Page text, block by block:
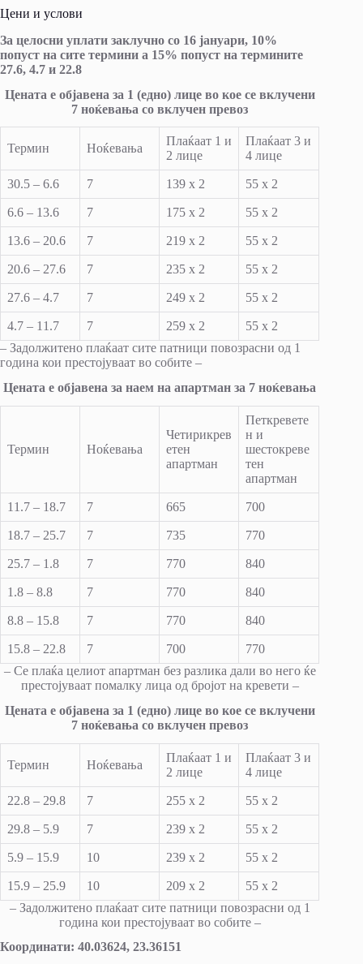
Цени и услови
За целосни уплати заклучно со 16 јануари, 10%
попуст на сите термини а 15% попуст на термините
27.6, 4.7 и 22.8
Цената е објавена за 1 (едно) лице во кое се вклучени
7 ноќевања со вклучен превоз
Термин Ноќевања
Плаќаат 1 и
2 лице
Плаќаат 3 и
4 лице
30.5 – 6.6 7 139 х 2 55 х 2
6.6 – 13.6 7 175 х 2 55 х 2
13.6 – 20.6 7 219 х 2 55 х 2
20.6 – 27.6 7 235 х 2 55 х 2
27.6 – 4.7 7 249 х 2 55 х 2
4.7 – 11.7 7 259 х 2
55 х 2
– Задолжитено плаќаат сите патници повозрасни од 1
година кои престојуваат во собите –
Цената е објавена за наем на апартман за 7 ноќевања
Термин Ноќевања
Четирикрев
етен
апартман
Петкревете
н и
шестокреве
тен
апартман
11.7 – 18.7 7 665 700
18.7 – 25.7 7 735 770
25.7 – 1.8 7 770 840
1.8 – 8.8 7 770 840
8.8 – 15.8 7 770 840
15.8 – 22.8 7 700
770
– Се плаќа целиот апартман без разлика дали во него ќе
престојуваат помалку лица од бројот на кревети –
Цената е објавена за 1 (едно) лице во кое се вклучени
7 ноќевања со вклучен превоз
Термин Ноќевања
Плаќаат 1 и
2 лице
Плаќаат 3 и
4 лице
22.8 – 29.8 7 255 х 2 55 х 2
29.8 – 5.9 7 239 х 2 55 х 2
5.9 – 15.9 10 239 х 2 55 х 2
15.9 – 25.9 10 209 х 2
55 х 2
– Задолжитено плаќаат сите патници повозрасни од 1
година кои престојуваат во собите –
Координати: 40.03624, 23.36151